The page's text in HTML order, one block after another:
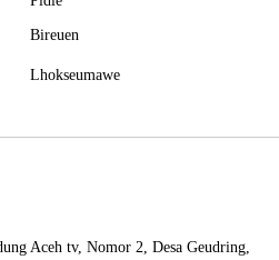
Bireuen
Lhokseumawe
Aceh tv, Nomor 2, Desa Geudring,